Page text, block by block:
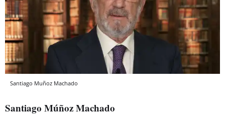
Santiago Muñoz Machado
Santiago Múñoz Machado